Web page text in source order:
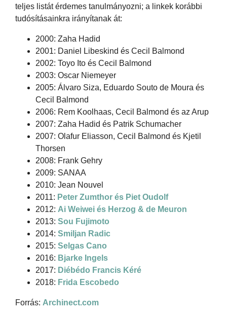
teljes listát érdemes tanulmányozni; a linkek korábbi
tudósításainkra irányítanak át:
2000: Zaha Hadid
2001: Daniel Libeskind és Cecil Balmond
2002: Toyo Ito és Cecil Balmond
2003: Oscar Niemeyer
2005: Álvaro Siza, Eduardo Souto de Moura és
Cecil Balmond
2006: Rem Koolhaas, Cecil Balmond és az Arup
2007: Zaha Hadid és Patrik Schumacher
2007: Olafur Eliasson, Cecil Balmond és Kjetil
Thorsen
2008: Frank Gehry
2009: SANAA
2010: Jean Nouvel
2011: Peter Zumthor és Piet Oudolf
2012: Ai Weiwei és Herzog & de Meuron
2013: Sou Fujimoto
2014: Smiljan Radic
2015: Selgas Cano
2016: Bjarke Ingels
2017: Diébédo Francis Kéré
2018: Frida Escobedo
Forrás: Archinect.com